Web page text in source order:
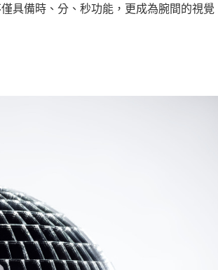
具備時、分、秒功能，更成為腕間的視覺